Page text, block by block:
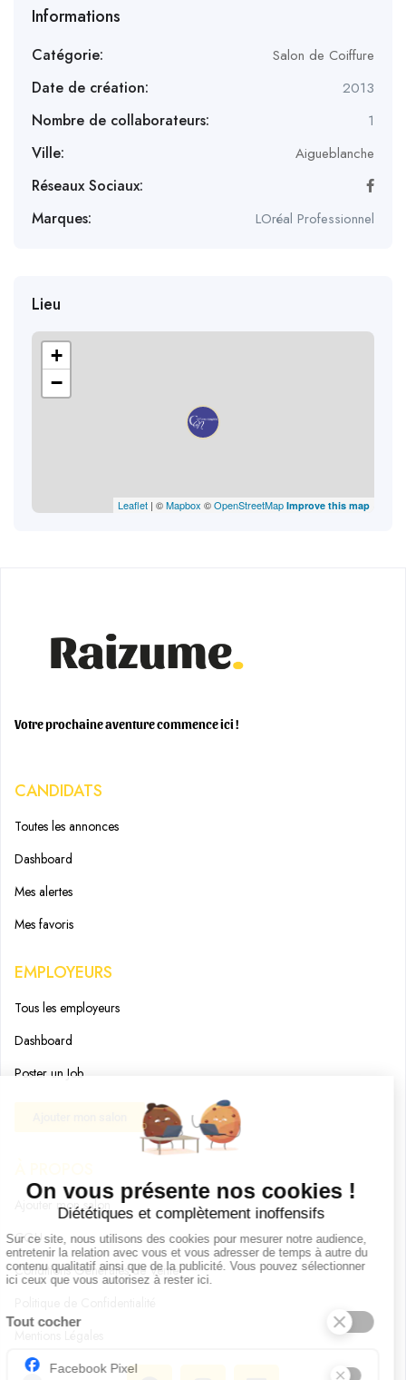
Informations
Catégorie: Salon de Coiffure
Date de création: 2013
Nombre de collaborateurs: 1
Ville: Aigueblanche
Réseaux Sociaux:
Marques:
LOréal Professionnel
Lieu
+
−
Leaflet | ©Mapbox ©OpenStreetMap Improve this map
Votre prochaine aventure commence ici !
CANDIDATS
Toutes les annonces
Dashboard
Mes alertes
Mes favoris
EMPLOYEURS
Tous les employeurs
Dashboard
Poster un Job
Ajouter mon salon
CGU
Conditions Générales de Vente